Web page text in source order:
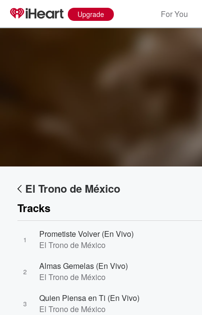
Upgrade For You
El Trono de México
Tracks
1
Prometiste Volver (En Vivo)
El Trono de México
2
Almas Gemelas (En Vivo)
El Trono de México
3
Quien Piensa en Ti (En Vivo)
El Trono de México